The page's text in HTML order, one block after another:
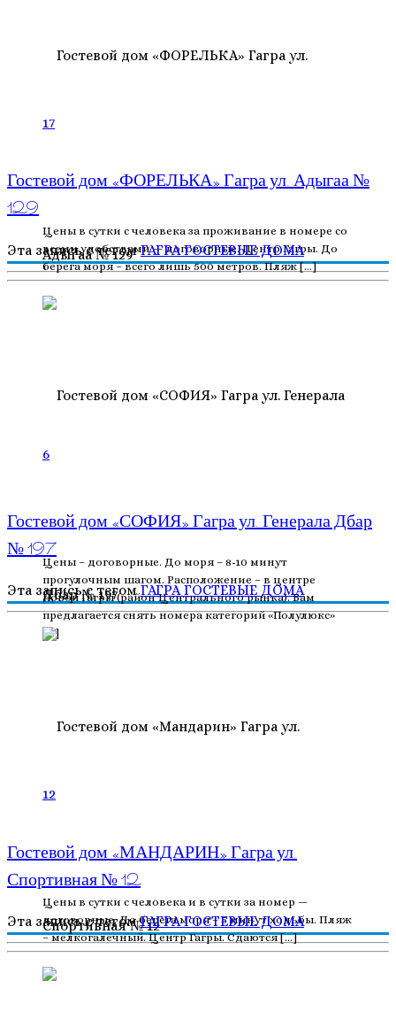
17
Цены в сутки с человека за проживание в номере со
всеми удобствами — договорные. Центр Гагры. До
берега моря – всего лишь 500 метров. Пляж […]
6
Цены – договорные. До моря – 8-10 минут
прогулочным шагом. Расположение – в центре
Новой Гагры (район Центрального рынка). Вам
предлагается снять номера категорий «Полулюкс»
[…]
Гостевой дом «ФОРЕЛЬКА» Гагра ул. Адыгаа №
129
Эта запись с тегомГАГРАГОСТЕВЫЕ ДОМА
12
Цены в сутки с человека и в сутки за номер —
договорные. До берега моря – 5 минут ходьбы. Пляж
– мелкогалечный. Центр Гагры. Сдаются […]
Гостевой дом «СОФИЯ» Гагра ул. Генерала Дбар
№ 197
Эта запись с тегомГАГРАГОСТЕВЫЕ ДОМА
Гостевой дом «МАНДАРИН» Гагра ул.
Спортивная № 12
Эта запись с тегомГАГРАГОСТЕВЫЕ ДОМА